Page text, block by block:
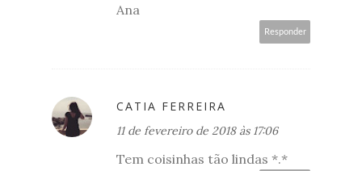
Ana
Responder
CATIA FERREIRA
11 de fevereiro de 2018 às 17:06
Tem coisinhas tão lindas *.*